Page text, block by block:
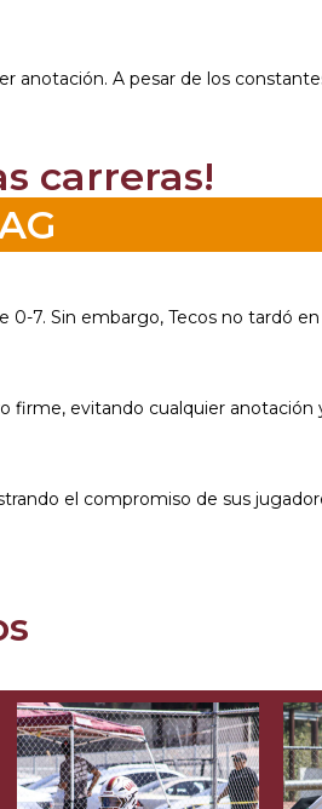
anotación. A pesar de los
carreras!
7. Sin embargo, Tecos no tardó en
evitando cualquier anotación
el compromiso de sus